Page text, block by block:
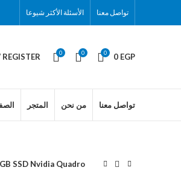
الأسئلة الأكثر شيوعا تواصل معنا
0 0 0 0 EGP
المتجر من نحن تواصل معنا
SSD Nvidia Quadro